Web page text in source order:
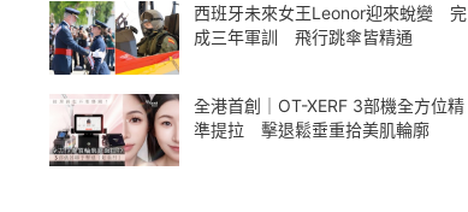
西班牙未來女王Leonor迎來蛻變 完
成三年軍訓 飛行跳傘皆精通
全港首創｜OT-XERF 3部機全方位精
準提拉 擊退鬆垂重拾美肌輪廓